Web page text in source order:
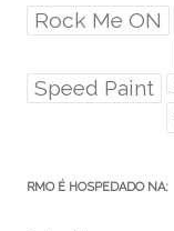
Rock Me ON
Speed Paint
RMO É HOSPEDADO NA: